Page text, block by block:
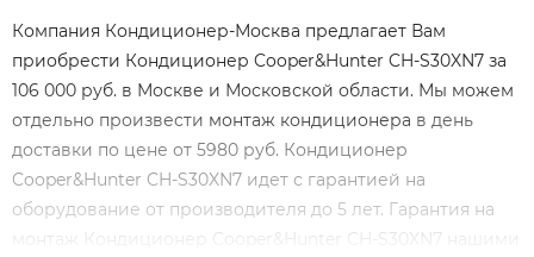
Компания Кондиционер-Москва предлагает Вам
приобрести Кондиционер Cooper&Hunter CH-S30XN7 за
106 000 руб. в Москве и Московской области. Мы можем
отдельно произвести монтаж кондиционера в день
доставки по цене от 5980 руб. Кондиционер
Cooper&Hunter CH-S30XN7 идет с гарантией на
оборудование от производителя до 5 лет. Гарантия на
монтаж Кондиционер Cooper&Hunter CH-S30XN7 нашими